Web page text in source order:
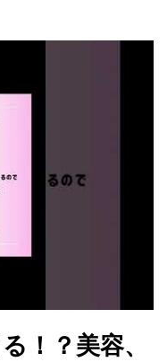
！？美容、